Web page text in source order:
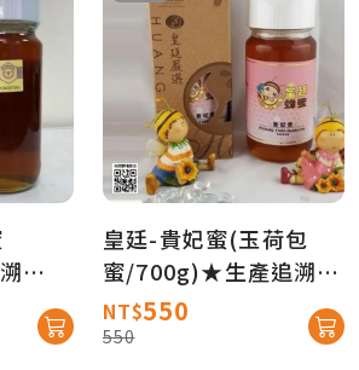
皇廷-貴妃蜜(玉荷包
蜜/700g)★生產追溯
★【真情柑仔店】
NT$550
550